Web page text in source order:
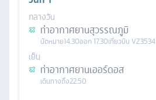
กลางวัน
ท่าอากาศยานสุวรรณภูมิ
นัดหมาย14.30ออก17.30เที่ยวบิน VZ3534
เย็น
ท่าอากาศยานเออร์ดอส
เดินทางถึง22.50